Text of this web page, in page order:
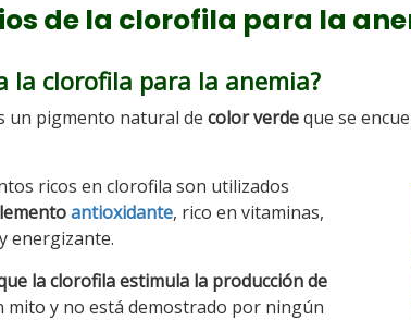
de la clorofila para la
la clorofila para la anemia?
un pigmento natural de color verdeque se
ricos en clorofila son utilizados
antioxidante, rico en vitaminas,
energizante.
la clorofila estimula la producción de
mito y no está demostrado por ningún